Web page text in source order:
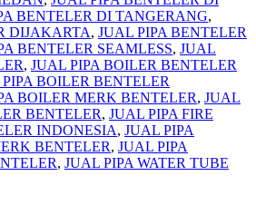
BENTELER DI TANGERANG,
DIJAKARTA, JUAL PIPA BENTELER
BENTELER SEAMLESS, JUAL
, JUAL PIPA BOILER BENTELER
BOILER BENTELER
BOILER MERK BENTELER, JUAL
BENTELER, JUAL PIPA FIRE
INDONESIA, JUAL PIPA
BENTELER, JUAL PIPA
, JUAL PIPA WATER TUBE